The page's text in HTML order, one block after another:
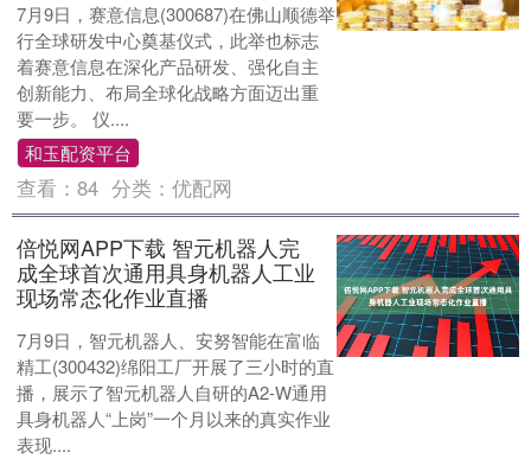
7月9日，赛意信息(300687)在佛山顺德举
行全球研发中心奠基仪式，此举也标志
着赛意信息在深化产品研发、强化自主
创新能力、布局全球化战略方面迈出重
要一步。 仪....
和玉配资平台
查看：84 分类：优配网
倍悦网APP下载 智元机器人完
成全球首次通用具身机器人工业
现场常态化作业直播
7月9日，智元机器人、安努智能在富临
精工(300432)绵阳工厂开展了三小时的直
播，展示了智元机器人自研的A2-W通用
具身机器人“上岗”一个月以来的真实作业
表现....